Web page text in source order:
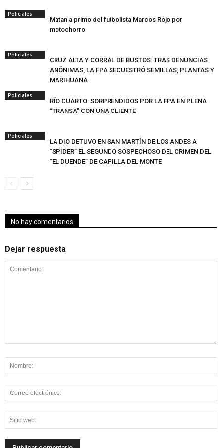
Policiales
Matan a primo del futbolista Marcos Rojo por
motochorro
Policiales
CRUZ ALTA Y CORRAL DE BUSTOS: TRAS DENUNCIAS
ANÓNIMAS, LA FPA SECUESTRÓ SEMILLAS, PLANTAS Y
MARIHUANA
Policiales
RÍO CUARTO: SORPRENDIDOS POR LA FPA EN PLENA
“TRANSA” CON UNA CLIENTE
Policiales
LA DIO DETUVO EN SAN MARTÍN DE LOS ANDES A
“SPIDER” EL SEGUNDO SOSPECHOSO DEL CRIMEN DEL
“EL DUENDE” DE CAPILLA DEL MONTE
No hay comentarios
Dejar respuesta